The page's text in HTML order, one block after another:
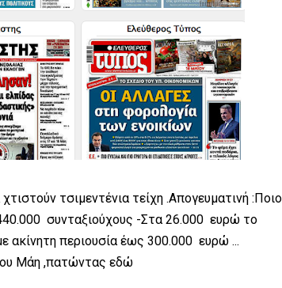
τσιμεντένια τείχη .Απογευματινή
συνταξιούχους -Στα 26.000 ευρώ το
ακίνητη περιουσία έως 300.000 ευρώ ...
Μάη ,πατώντας εδώ